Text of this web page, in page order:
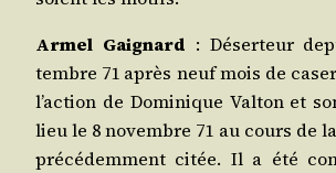
Armel Gai­gnard : Déser­teur
tembre 71 après neuf mois de
l’action de Domi­nique Val­ton et
lieu le 8 novembre 71 au cours de
pré­cé­dem­ment citée. Il a été